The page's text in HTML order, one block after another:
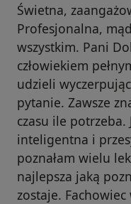
Świetna,
Profesjonalna,
wszystkim. Pani
człowiekiem
udzieli
pytanie. Zawsze
czasu ile potrzeba.
inteligentna i
poznałam wielu
najlepsza jaką
zostaje.